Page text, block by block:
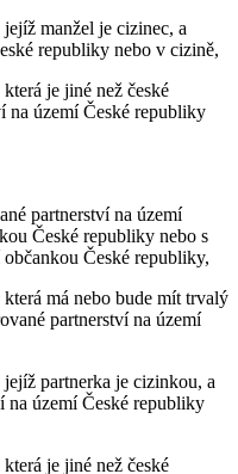
manžel je cizinec, a
republiky nebo v cizině,
je jiné než české
na území České republiky
partnerství na území
České republiky nebo s
České republiky,
má nebo bude mít trvalý
partnerství na území
partnerka je cizinkou, a
na území České republiky
je jiné než české